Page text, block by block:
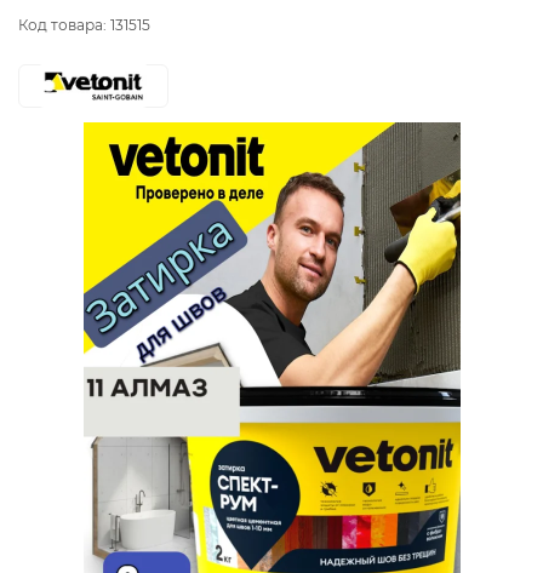
Код товара: 131515